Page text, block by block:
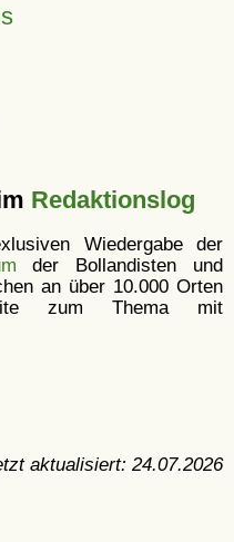
Redaktionslog
Wiedergabe der
der Bollandisten und
an über 10.000 Orten
zum Thema mit
aktualisiert: 24.07.2026